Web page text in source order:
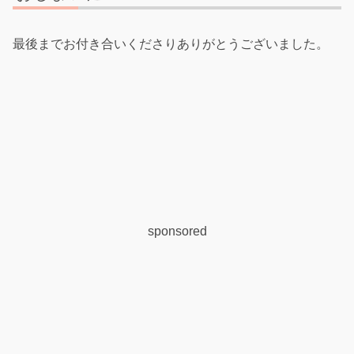
最後までお付き合いくださりありがとうございました。
sponsored